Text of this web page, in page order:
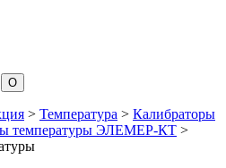
> Температура > Калибраторы
температуры ЭЛЕМЕР-КТ >